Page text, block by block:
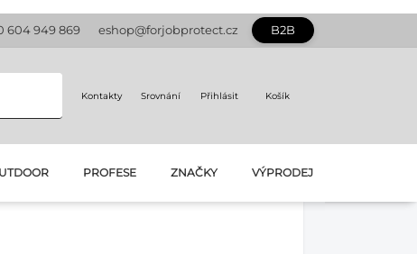
604 949 869 eshop@forjobprotect.cz B2B
Kontakty Srovnání Přihlásit Košík
PROFESE ZNAČKY VÝPRODEJ